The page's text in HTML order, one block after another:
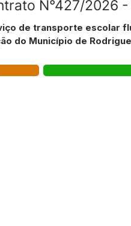
N°427/2026 -
de transporte escolar
do Município de